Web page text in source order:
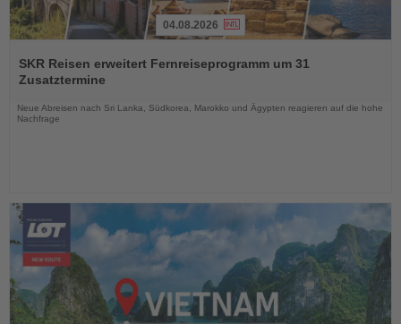
Sie
die
04.08.2026
SKR Reisen erweitert Fernreiseprogramm um 31
Zusatztermine
Neue Abreisen nach Sri Lanka, Südkorea, Marokko und Ägypten reagieren auf die hohe
Nachfrage